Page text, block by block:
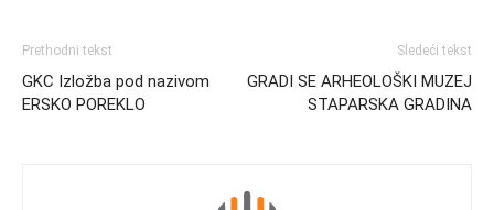
Prethodni tekst
GKC Izložba pod nazivom
ERSKO POREKLO
Sledeći tekst
GRADI SE ARHEOLOŠKI MUZEJ
STAPARSKA GRADINA